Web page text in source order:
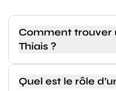
Comment trouver
Thiais ?
Quel est le rôle